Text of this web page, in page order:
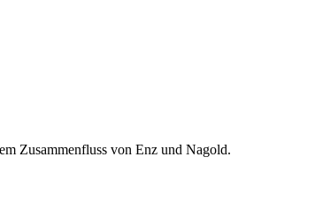
Zusammenfluss von Enz und Nagold.